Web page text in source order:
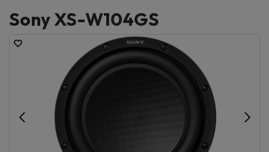
Sony XS-W104GS